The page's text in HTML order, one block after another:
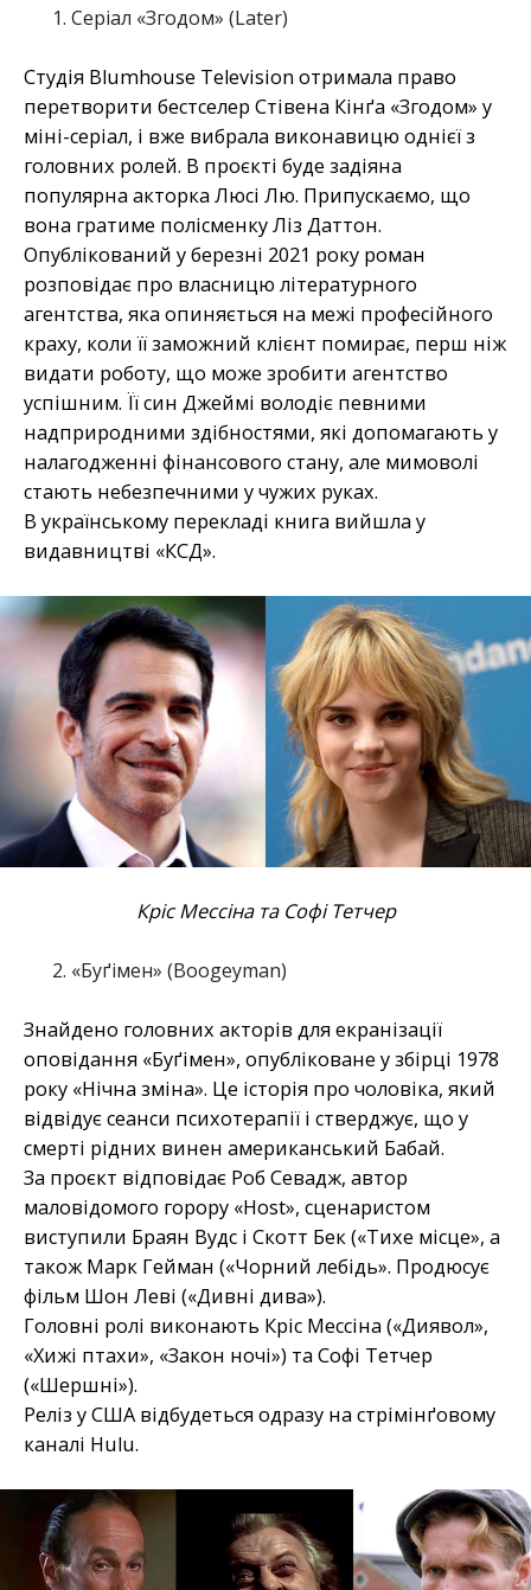
Серіал «Згодом» (Later)
Студія Blumhouse Television отримала право
перетворити бестселер Стівена Кінґа «Згодом» у
міні-серіал, і вже вибрала виконавицю однієї з
головних ролей. В проєкті буде задіяна
популярна акторка Люсі Лю. Припускаємо, що
вона гратиме полісменку Ліз Даттон.
Опублікований у березні 2021 року роман
розповідає про власницю літературного
агентства, яка опиняється на межі професійного
краху, коли її заможний клієнт помирає, перш ніж
видати роботу, що може зробити агентство
успішним. Її син Джеймі володіє певними
надприродними здібностями, які допомагають у
налагодженні фінансового стану, але мимоволі
стають небезпечними у чужих руках.
В українському перекладі книга вийшла у
видавництві «КСД».
Кріс Мессіна та Софі Тетчер
«Буґімен» (Boogeyman)
Знайдено головних акторів для екранізації
оповідання «Буґімен», опубліковане у збірці 1978
року «Нічна зміна». Це історія про чоловіка, який
відвідує сеанси психотерапії і стверджує, що у
смерті рідних винен американський Бабай.
За проєкт відповідає Роб Севадж, автор
маловідомого горору «Host», сценаристом
виступили Браян Вудс і Скотт Бек («Тихе місце», а
також Марк Гейман («Чорний лебідь». Продюсує
фільм Шон Леві («Дивні дива»).
Головні ролі виконають Кріс Мессіна («Диявол»,
«Хижі птахи», «Закон ночі») та Софі Тетчер
(«Шершні»).
Реліз у США відбудеться одразу на стрімінґовому
каналі Hulu.